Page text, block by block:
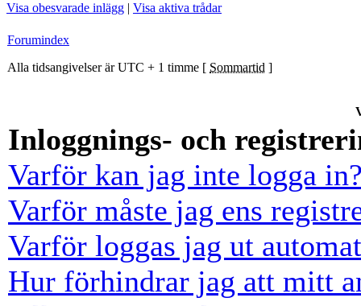
Visa obesvarade inlägg | Visa aktiva trådar
Forumindex
Alla tidsangivelser är UTC + 1 timme [ Sommartid ]
Inloggnings- och
Varför kan jag inte logga
Varför måste jag ens
Varför loggas jag ut
Hur förhindrar jag att mitt